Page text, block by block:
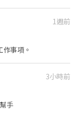
洗、剝、削、切各種
準備不同餐點所需要
1週前
事項。
3小時前
手